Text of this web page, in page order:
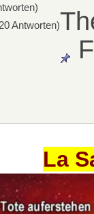
Antworten)
La